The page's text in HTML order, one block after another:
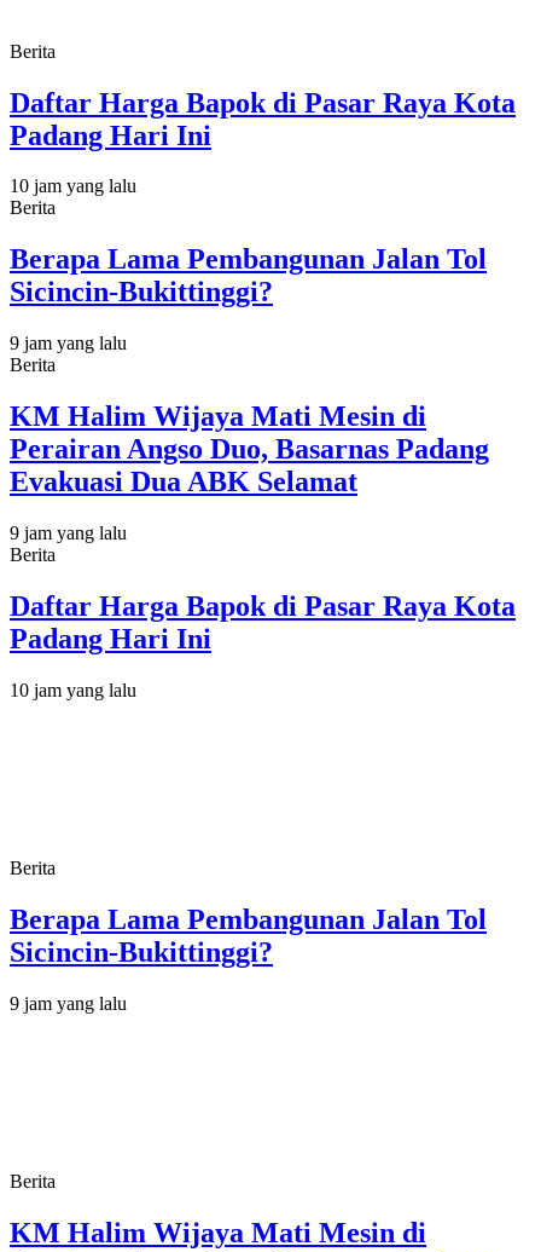
Berita
Daftar Harga Bapok di Pasar Raya Kota
Padang Hari Ini
10 jam yang lalu
Berita
Berapa Lama Pembangunan Jalan Tol
Sicincin-Bukittinggi?
9 jam yang lalu
Berita
KM Halim Wijaya Mati Mesin di
Perairan Angso Duo, Basarnas Padang
Evakuasi Dua ABK Selamat
9 jam yang lalu
Berita
Daftar Harga Bapok di Pasar Raya Kota
Padang Hari Ini
10 jam yang lalu
Berita
Berapa Lama Pembangunan Jalan Tol
Sicincin-Bukittinggi?
9 jam yang lalu
Berita
KM Halim Wijaya Mati Mesin di